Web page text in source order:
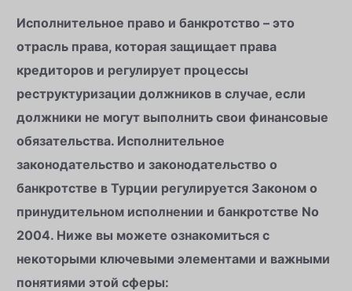
Исполнительное право и банкротство – это
отрасль права, которая защищает права
кредиторов и регулирует процессы
реструктуризации должников в случае, если
должники не могут выполнить свои финансовые
обязательства. Исполнительное
законодательство и законодательство о
банкротстве в Турции регулируется Законом о
принудительном исполнении и банкротстве No
2004. Ниже вы можете ознакомиться с
некоторыми ключевыми элементами и важными
понятиями этой сферы: